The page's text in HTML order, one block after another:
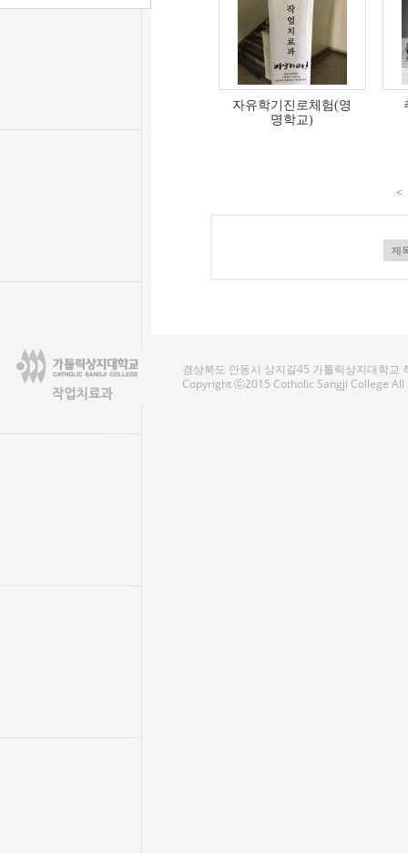
자유학기진로체험(영
명학교)
<
경상북도 안동시 상지길45 가톨릭상지대학교
Copyright ⓒ2015 Cotholic Sangji College